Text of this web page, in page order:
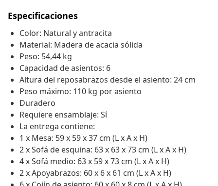
Especificaciones
Color: Natural y antracita
Material: Madera de acacia sólida
Peso: 54,44 kg
Capacidad de asientos: 6
Altura del reposabrazos desde el asiento: 24 cm
Peso máximo: 110 kg por asiento
Duradero
Requiere ensamblaje: Sí
La entrega contiene:
1 x Mesa: 59 x 59 x 37 cm (L x A x H)
2 x Sofá de esquina: 63 x 63 x 73 cm (L x A x H)
4 x Sofá medio: 63 x 59 x 73 cm (L x A x H)
2 x Apoyabrazos: 60 x 6 x 61 cm (L x A x H)